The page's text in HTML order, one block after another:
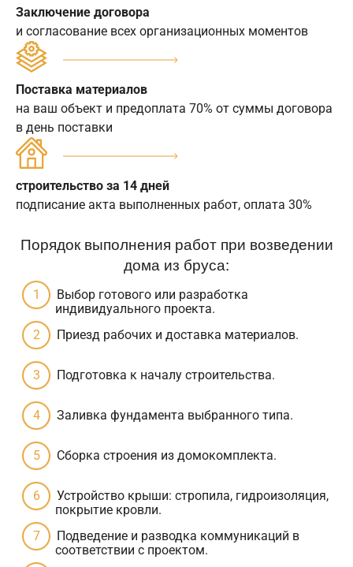
Заключение договора
и согласование всех организационных моментов
Поставка материалов
на ваш объект и предоплата 70% от суммы договора
в день поставки
строительство за 14 дней
подписание акта выполненных работ, оплата 30%
Порядок выполнения работ при возведении
дома из бруса:
Выбор готового или разработка
индивидуального проекта.
Приезд рабочих и доставка материалов.
Подготовка к началу строительства.
Заливка фундамента выбранного типа.
Сборка строения из домокомплекта.
Устройство крыши: стропила, гидроизоляция,
покрытие кровли.
Подведение и разводка коммуникаций в
соответствии с проектом.